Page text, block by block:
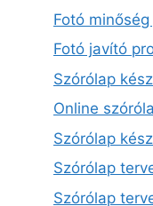
Fotó
Fotó javító
Szórólap
Online
Szórólap
Szórólap
Szórólap